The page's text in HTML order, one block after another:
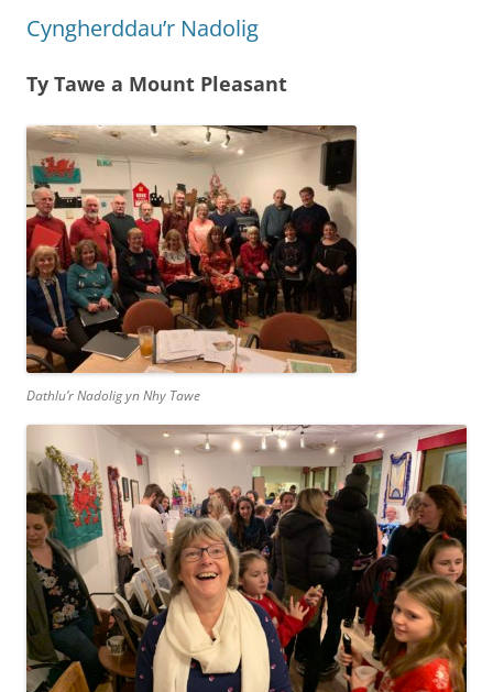
Cyngherddau’r Nadolig
Ty Tawe a Mount Pleasant
Dathlu’r Nadolig yn Nhy Tawe